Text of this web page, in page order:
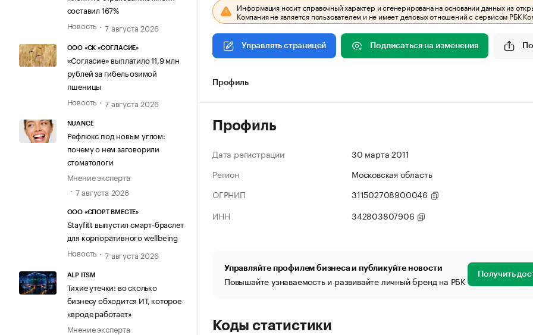
составил 167%
Новость
7 августа 2026
ООО «СК «СОГЛАСИЕ»
«Согласие» выплатило 11,9 млн
рублей за гибель озимой
пшеницы
Новость
7 августа 2026
NUANCE
Рефлюкс под новым углом:
почему о нем заговорили
стоматологи
Мнение эксперта
7 августа 2026
ООО «СПОРТ ВМЕСТЕ»
Stayfitt выпустил смарт-браслет
для корпоративного wellbeing
Новость
7 августа 2026
ALP ITSM
Тихие утечки: во сколько
бизнесу обходится ИТ, которое
«вроде работает»
Мнение эксперта
Информация носит справочный характер и сгенерирована на основании данных из
Компания не является пользователем и не имеет деловых отношений с сервисом РБК
Управлять страницей Подписаться на изменения
Профиль
Профиль
Дата регистрации
30 марта 2011
Регион
Московская область
ОГРНИП
311502708900046
ИНН
342803807906
Управляйте профилем бизнеса и публикуйте новости
Повышайте узнаваемость и развивайте личный бренд на РБК Получить
Коды статистики